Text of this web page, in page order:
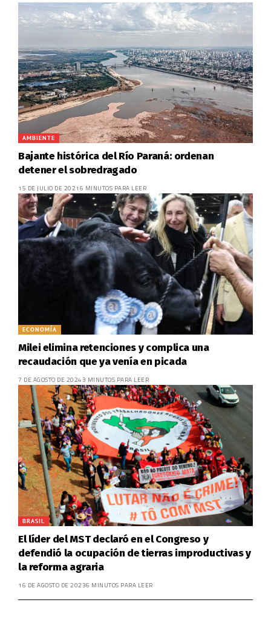
AMBIENTE
Bajante histórica del Río Paraná: ordenan
detener el sobredragado
15 DE JULIO DE 2021 6 MINUTOS PARA LEER
ECONOMÍA
Milei elimina retenciones y complica una
recaudación que ya venía en picada
7 DE AGOSTO DE 2024 3 MINUTOS PARA LEER
BRASIL
El líder del MST declaró en el Congreso y
defendió la ocupación de tierras improductivas y
la reforma agraria
16 DE AGOSTO DE 20236 MINUTOS PARA LEER